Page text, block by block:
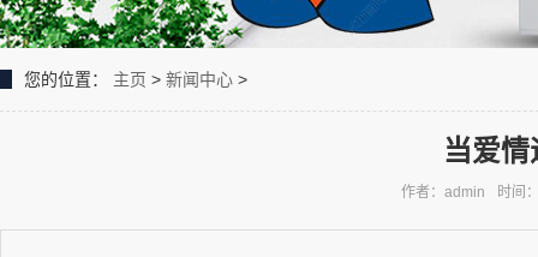
您的位置： 主页 > 新闻中心 >
当爱
作者：admin 时间